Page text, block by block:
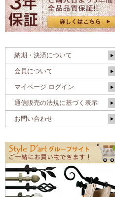
納期・決済について
会員について
マイページ ログイン
通信販売の法規に基づく表示
お問い合わせ